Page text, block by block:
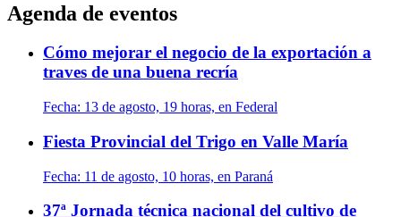
Agenda de eventos
Cómo mejorar el negocio de la exportación a
traves de una buena recría
Fecha: 13 de agosto, 19 horas, en Federal
Fiesta Provincial del Trigo en Valle María
Fecha: 11 de agosto, 10 horas, en Paraná
37ª Jornada técnica nacional del cultivo de